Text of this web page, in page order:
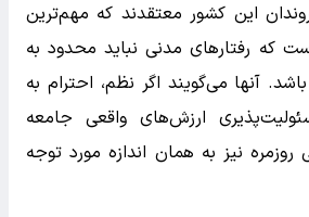
این کشور معتقدند که مهم‌ترین
که رفتارهای مدنی نباید محدود به
آنها می‌گویند اگر نظم، احترام به
ارزش‌های واقعی جامعه
روزمره نیز به همان اندازه مورد توجه